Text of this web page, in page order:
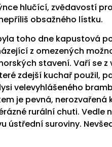
hlučící, zvědavostí
obsažného lístku.
toho dne kapustová
z omezených
stavení. Vaří se
zdejší kuchař použil,
velevyhlášeného
je pevná, nerozvařená
rurální chuti. Vedle
ústřední suroviny.